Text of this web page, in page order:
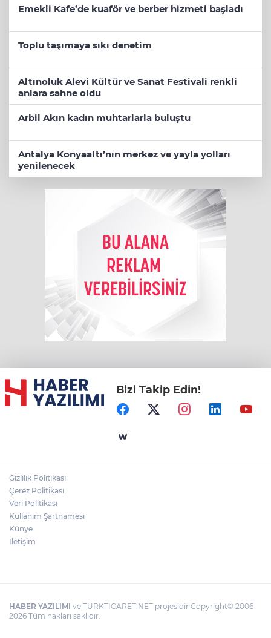
Emekli Kafe’de kuaför ve berber hizmeti başladı
Toplu taşımaya sıkı denetim
Altınoluk Alevi Kültür ve Sanat Festivali renkli
anlara sahne oldu
Arbil Akın kadın muhtarlarla buluştu
Antalya Konyaaltı’nın merkez ve yayla yolları
yenilenecek
Bizi Takip Edin!
Gizlilik Politikası
Çerez Politikası
Veri Politikası
Kullanım Şartnamesi
Künye
İletişim
HABER YAZILIMI ve TURKTICARET.NET projesidir Copyright© 2006-
2026 Tüm hakları saklıdır.